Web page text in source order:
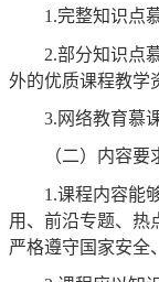
（一）课程类
1.完整知识点
2.部分知识点
外的优质课程教学
3.网络教育慕
（二）内容要
1.课程内容能
用、前沿专题、热